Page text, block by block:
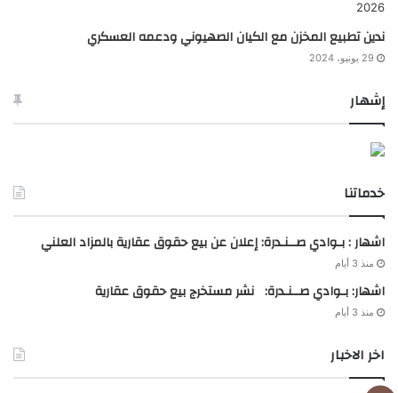
ندين تطبيع المخزن مع الكيان الصهيوني ودعمه العسكري
29 يونيو، 2024
إشهار
خدماتنا
اشهار : بـوادي صــنـدرة: إعلان عن بيع حقوق عقارية بالمزاد العلني
منذ 3 أيام
اشهار: بـوادي صــنـدرة: نشر مستخرج بيع حقوق عقارية
منذ 3 أيام
اخر الاخبار